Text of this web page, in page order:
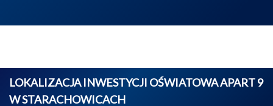
LOKALIZACJA INWESTYCJI OŚWIATOWA APART 9
W STARACHOWICACH